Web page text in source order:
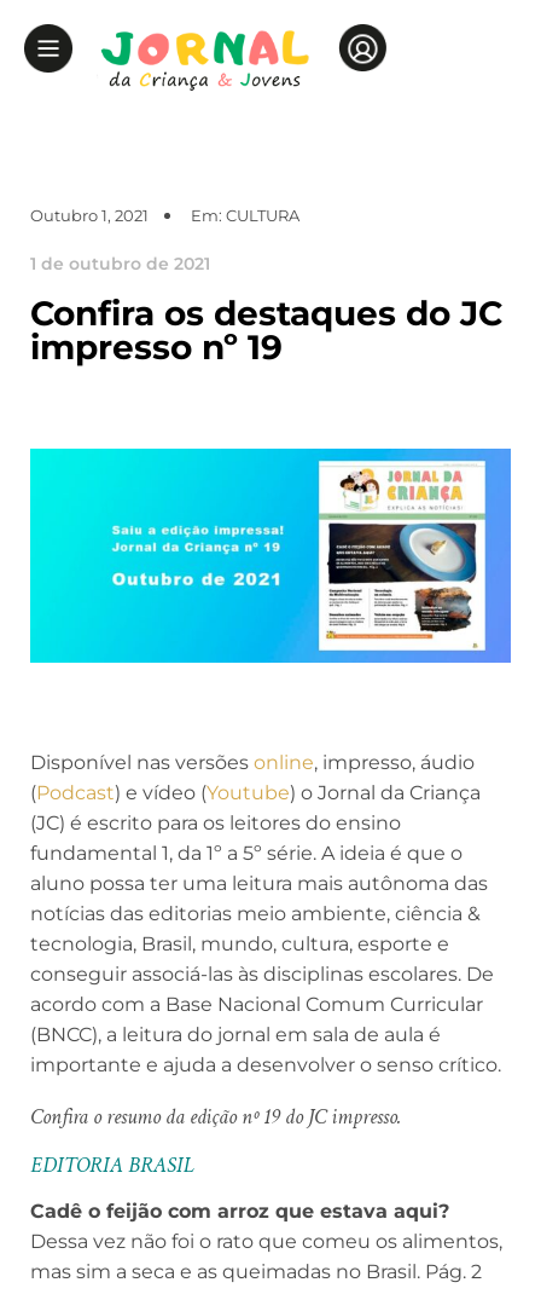
Outubro 1, 2021 Em: CULTURA
1 de outubro de 2021
Confira os destaques do JC
impresso nº 19
Disponível nas versões online, impresso, áudio
(Podcast) e vídeo (Youtube) o Jornal da Criança
(JC) é escrito para os leitores do ensino
fundamental 1, da 1º a 5º série. A ideia é que o
aluno possa ter uma leitura mais autônoma das
notícias das editorias meio ambiente, ciência &
tecnologia, Brasil, mundo, cultura, esporte e
conseguir associá-las às disciplinas escolares. De
acordo com a Base Nacional Comum Curricular
(BNCC), a leitura do jornal em sala de aula é
importante e ajuda a desenvolver o senso crítico.
Confira o resumo da edição nº 19 do JC impresso.
EDITORIA BRASIL
Cadê o feijão com arroz que estava aqui?
Dessa vez não foi o rato que comeu os alimentos,
mas sim a seca e as queimadas no Brasil. Pág. 2